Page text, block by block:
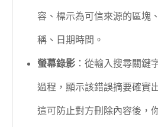
容、標示為可信來源的區塊
稱、日期時間。
螢幕錄影 ：從輸入搜尋關鍵
過程，顯示該錯誤摘要確實
這可防止對方刪除內容後，